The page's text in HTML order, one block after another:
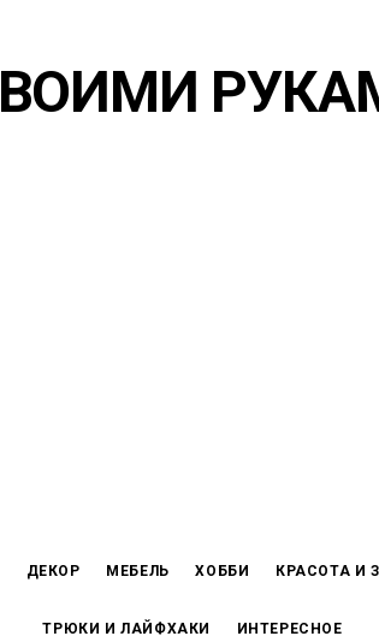
ДЕКОР МЕБЕЛЬ ХОББИ КРАСОТА И
ТРЮКИ И ЛАЙФХАКИ ИНТЕРЕСНОЕ